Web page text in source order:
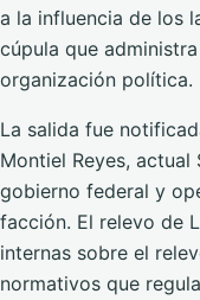
a la influencia de los
cúpula que
organización política.
La salida fue
Montiel Reyes, actual
gobierno federal y
facción. El relevo de
internas sobre el
normativos que